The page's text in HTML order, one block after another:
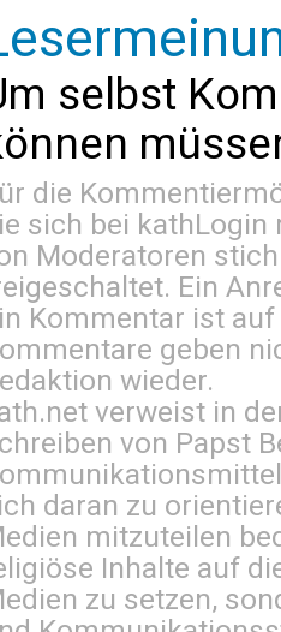
selbst
die
sich bei kathLogin
Moderatoren
Ein
Kommentar ist
geben
wieder.
verweist in
von Papst
daran zu
mitzuteilen
Inhalte auf
zu setzen,